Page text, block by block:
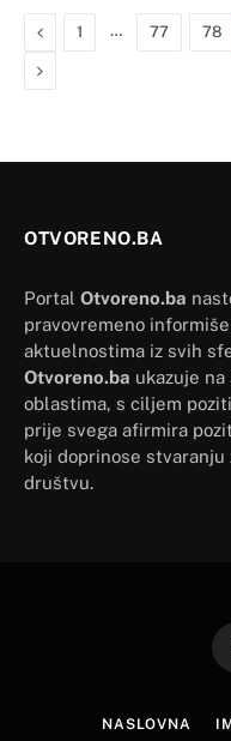
Previous
1 … 77 78
Next
OTVORENO.BA
Portal Otvoreno.ba
pravovremeno
aktuelnostima iz svih
Otvoreno.ba ukazuje
oblastima, s ciljem
prije svega afirmira
koji doprinose
društvu.
NASLOVNA